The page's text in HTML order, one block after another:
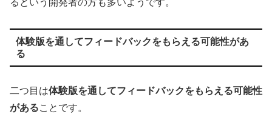
るという開発者の方も多いようです。
体験版を通してフィードバックをもらえる可能性があ
る
二つ目は体験版を通してフィードバックをもらえる可能性
があることです。